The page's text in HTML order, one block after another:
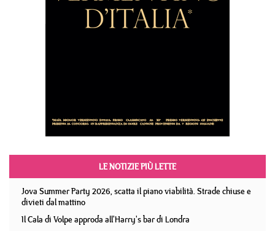
LE NOTIZIE PIÙ LETTE
Jova Summer Party 2026, scatta il piano viabilità. Strade chiuse e
divieti dal mattino
Il Cala di Volpe approda all'Harry's bar di Londra